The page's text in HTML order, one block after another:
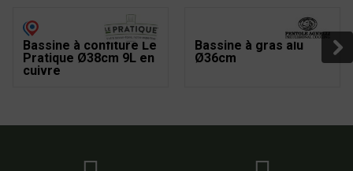
Bassine à confiture Le
Pratique Ø38cm 9L en
cuivre
Bassine à gras alu
Ø36cm